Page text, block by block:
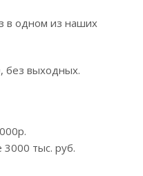
в одном из наших
без выходных.
тыс. руб.